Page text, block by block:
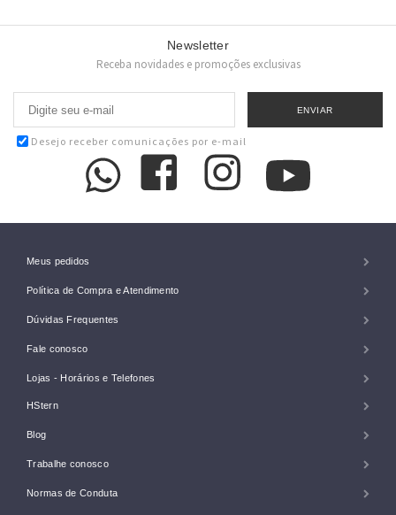
Newsletter
Receba novidades e promoções exclusivas
Desejo receber comunicações por e-mail
Meus pedidos
Política de Compra e Atendimento
Dúvidas Frequentes
Fale conosco
Lojas - Horários e Telefones
HStern
Blog
Trabalhe conosco
Normas de Conduta